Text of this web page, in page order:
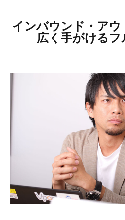
インバウンド・ア
広く手がけるフ